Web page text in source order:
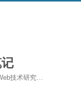
技术研究…